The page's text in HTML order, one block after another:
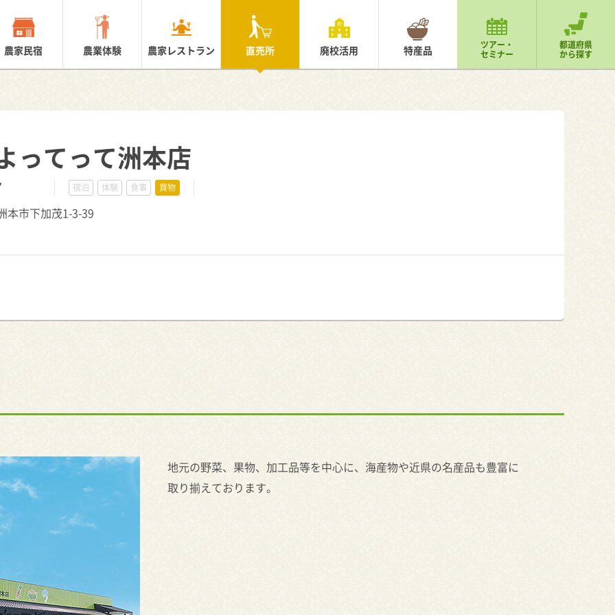
農家民宿 農業体験 農家レストラン 直売所 廃校活用 特産品 ツアー・
セミナー
都道府県
から探す
ってって洲本店
宿泊 体験 食事 買物
市下加茂1-3-39
地元の野菜、果物、加工品等を中心に、海産物や近県の名産品も豊富に
取り揃えております。